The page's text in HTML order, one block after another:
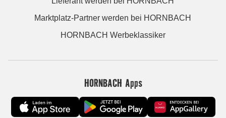
Marktplatz-Partner werden bei HORNBACH
HORNBACH Werbeklassiker
HORNBACH Apps